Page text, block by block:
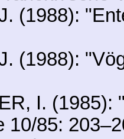
(1988):
(1988):
I. (1985):
10/85: